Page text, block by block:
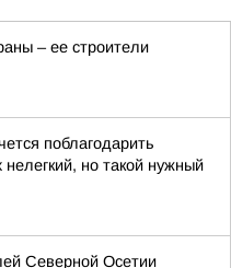
– ее строители
поблагодарить
нелегкий, но такой нужный
Северной Осетии